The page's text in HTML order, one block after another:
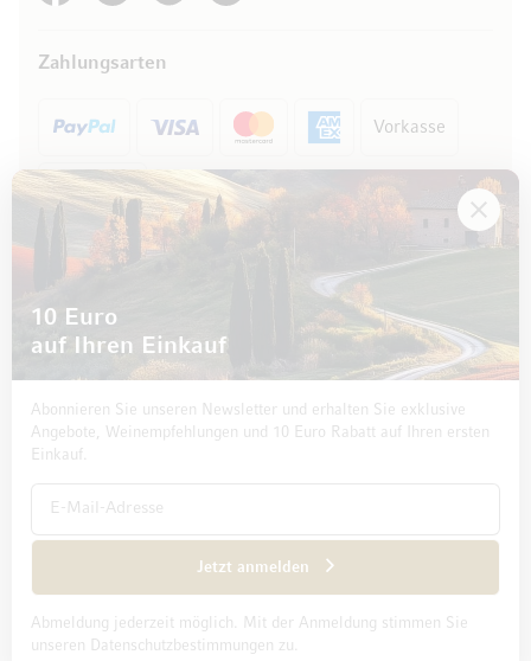
Zahlungsarten
Vorkasse
Rechnung
© 2026 Mövenpick Wein Deutschland GmbH & Co. KG
Datenschutz und Disclaimer
10 Euro
auf Ihren Einkauf
Abonnieren Sie unseren Newsletter und erhalten Sie exklusive
Angebote, Weinempfehlungen und 10 Euro Rabatt auf Ihren ersten
Einkauf.
Jetzt anmelden
Abmeldung jederzeit möglich. Mit der Anmeldung stimmen Sie
unseren Datenschutzbestimmungen zu.